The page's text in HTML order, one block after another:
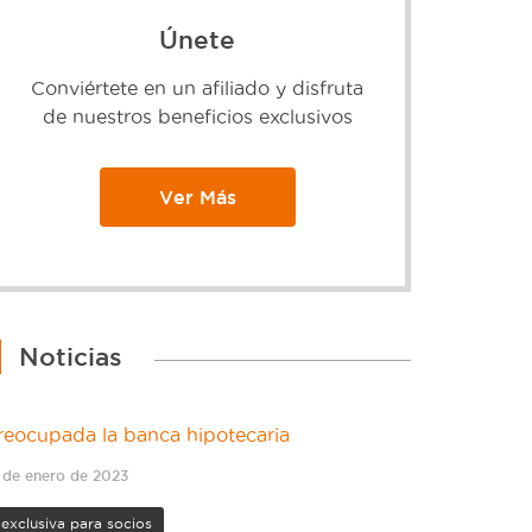
Únete
Conviértete en un afiliado y disfruta
de nuestros beneficios exclusivos
Ver Más
Noticias
la banca hipotecaria
de enero de 2023
exclusiva para socios